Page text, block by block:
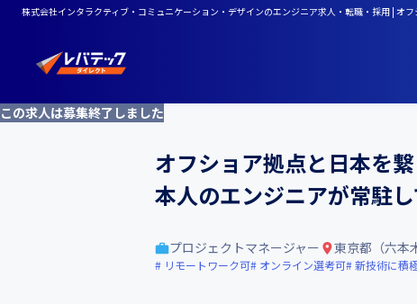
株式会社インタラクティブ・コミュニケーション・デザインのエンジニア求人・転職・採用 |
この求人は募集終了しました
オフショア拠点と日本を
本人のエンジニアが常駐
プロジェクトマネージャー 東京都（六本
リモートワーク可 オンライン選考可 新技術に積